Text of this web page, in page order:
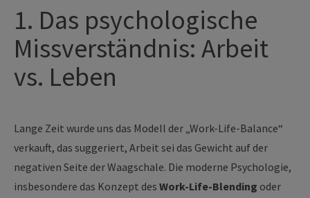
1. Das psychologische
Missverständnis: Arbeit
vs. Leben
Lange Zeit wurde uns das Modell der „Work-Life-Balance“
verkauft, das suggeriert, Arbeit sei das Gewicht auf der
negativen Seite der Waagschale. Die moderne Psychologie,
insbesondere das Konzept des Work-Life-Blending oder